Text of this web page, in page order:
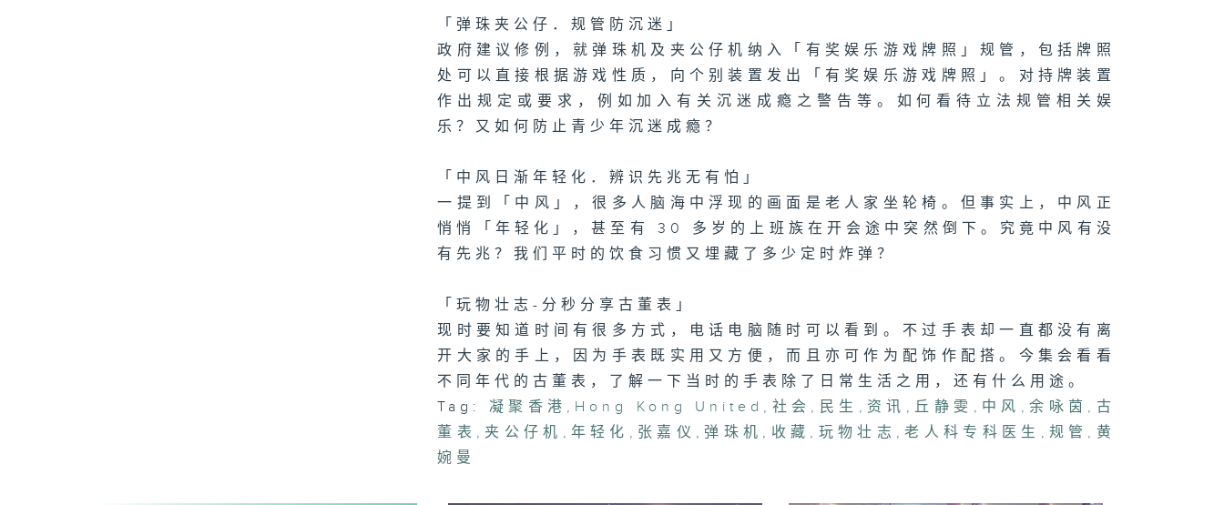
1071集 大人细路
1070集 宠物保
险兴起，主人投保
「弹珠夹公仔．规管防沉迷」
政府建议修例，就弹珠机及夹公仔机纳入「有奖娱乐游戏牌照」规管，包括牌照
处可以直接根据游戏性质，向个别装置发出「有奖娱乐游戏牌照」。对持牌装置
作出规定或要求，例如加入有关沉迷成瘾之警告等。如何看待立法规管相关娱
乐？又如何防止青少年沉迷成瘾？
「中风日渐年轻化．辨识先兆无有怕」
一提到「中风」，很多人脑海中浮现的画面是老人家坐轮椅。但事实上，中风正
悄悄「年轻化」，甚至有 30 多岁的上班族在开会途中突然倒下。究竟中风有没
有先兆？我们平时的饮食习惯又埋藏了多少定时炸弹？
「玩物壮志-分秒分享古董表」
现时要知道时间有很多方式，电话电脑随时可以看到。不过手表却一直都没有离
开大家的手上，因为手表既实用又方便，而且亦可作为配饰作配搭。今集会看看
不同年代的古董表，了解一下当时的手表除了日常生活之用，还有什么用途。
Tag:
凝聚香港 , Hong Kong United , 社会 , 民生 , 资讯 , 丘静雯 , 中风 , 余咏茵 , 古
董表 , 夹公仔机 , 年轻化 , 张嘉仪 , 弹珠机 , 收藏 , 玩物壮志 , 老人科专科医生 , 规管 , 黄
婉曼